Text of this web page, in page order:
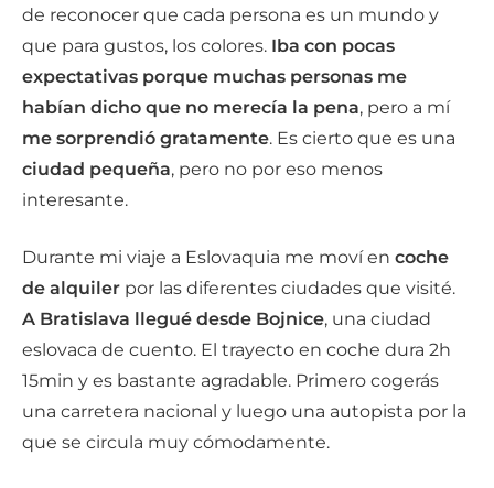
de reconocer que cada persona es un mundo y
que para gustos, los colores. Iba con pocas
expectativas porque muchas personas me
habían dicho que no merecía la pena, pero a mí
me sorprendió gratamente. Es cierto que es una
ciudad pequeña, pero no por eso menos
interesante.
Durante mi viaje a Eslovaquia me moví en coche
de alquiler por las diferentes ciudades que visité.
A Bratislava llegué desde Bojnice, una ciudad
eslovaca de cuento. El trayecto en coche dura 2h
15min y es bastante agradable. Primero cogerás
una carretera nacional y luego una autopista por la
que se circula muy cómodamente.